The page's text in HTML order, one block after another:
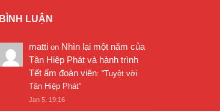
BÌNH LUẬN
matti on Nhìn lại một năm của
Tân Hiệp Phát và hành trình
Tết ấm đoàn viên: “Tuyệt vời
Tân Hiệp Phát”
Jan 5, 19:16